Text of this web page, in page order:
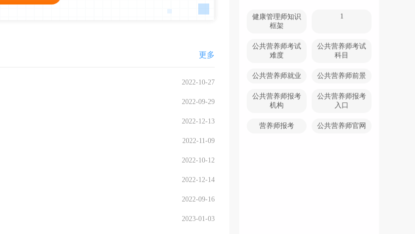
更多
2022-10-27
2022-09-29
2022-12-13
2022-11-09
2022-10-12
2022-12-14
2022-09-16
2023-01-03
健康管理师知识
框架
1
公共营养师考试
难度
公共营养师考试
科目
公共营养师就业 公共营养师前景
公共营养师报考
机构
公共营养师报考
入口
营养师报考 公共营养师官网